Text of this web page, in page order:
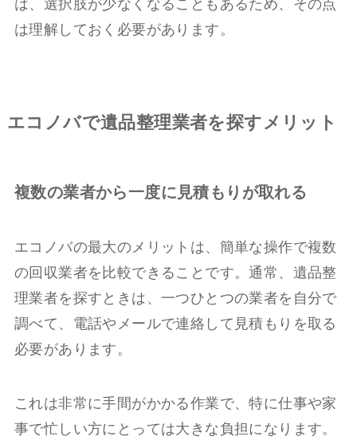
は、選択肢が少なくなることもあるため、その点
は理解しておく必要があります。
エコノバで遺品整理業者を探すメリット
複数の業者から一度に見積もりが取れる
エコノバの最大のメリットは、簡単な操作で複数
の回収業者を比較できることです。通常、遺品整
理業者を探すときは、一つひとつの業者を自分で
調べて、電話やメールで連絡して見積もりを取る
必要があります。
これは非常に手間がかかる作業で、特に仕事や家
事で忙しい方にとっては大きな負担になります。